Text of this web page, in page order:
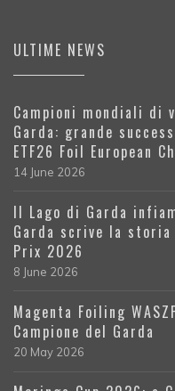
ULTIME NEWS
Campioni mondiali di
Garda: grande
ETF26 Foil European
14 June 2026
Il Lago di Garda
Garda scrive la storia
Prix 2026
8 June 2026
Magenta Foiling
Campione del Garda
20 May 2026